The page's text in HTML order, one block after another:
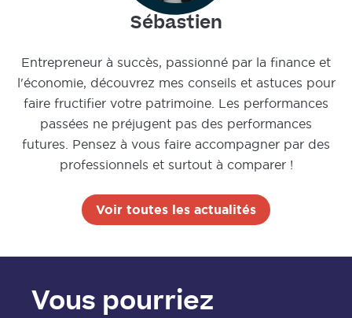
Sébastien
Entrepreneur à succès, passionné par la finance et
l'économie, découvrez mes conseils et astuces pour
faire fructifier votre patrimoine. Les performances
passées ne préjugent pas des performances
futures. Pensez à vous faire accompagner par des
professionnels et surtout à comparer !
Voir toutes les actualités
Vous pourriez